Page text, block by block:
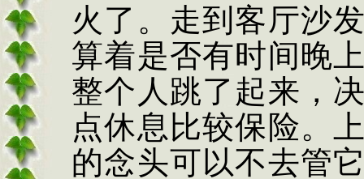
火了。走到客厅沙
算着是否有时间晚
整个人跳了起来，
点休息比较保险。
的念头可以不去管